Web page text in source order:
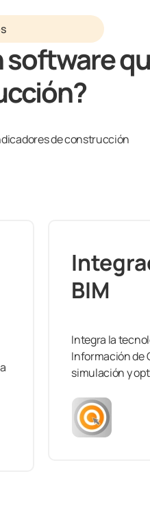
de construcción
BIM
Integra la
Información de
simulación y